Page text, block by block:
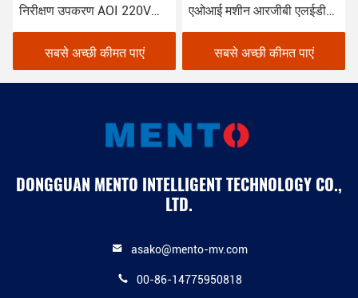
AOI 220V
पाएं
एओआई मशीन आरजीबी एलईडी
प्रकाश व्यवस्था 1100Kg
सबसे अच्छी कीमत पाएं
3 डी सोल्डर संयुक्त
उपकरण
सबसे अच्छी
DONGGUAN MENTO INTELLIGENT TECHNOLOGY CO.,
LTD.
asako@mento-mv.com
00-86-14775950818